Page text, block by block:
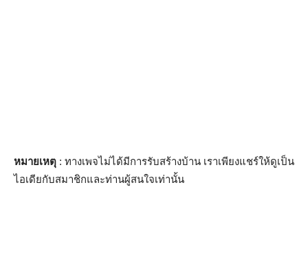
หมายเหตุ : ทางเพจไม่ได้มีการรับสร้างบ้าน เราเพียงแชร์ให้ดูเป็น
ไอเดียกับสมาชิกและท่านผู้สนใจเท่านั้น